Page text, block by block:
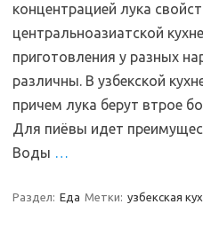
концентрацией лука
центральноазиатской
приготовления у разных
различны. В узбекской
причем лука берут втрое
Для пиёвы идет
Воды …
Раздел: Еда Метки: узбекская